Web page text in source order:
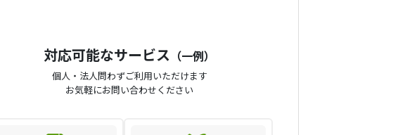
対応可能なサービス （一例）
個人・法人問わずご利用いただけます
お気軽にお問い合わせください